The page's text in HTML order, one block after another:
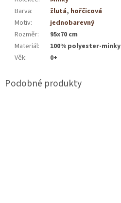
Barva: žlutá, hořčicová
Motiv:
jednobarevný
Rozměr:
95x70 cm
Materiál:
100% polyester-minky
Věk: 0+